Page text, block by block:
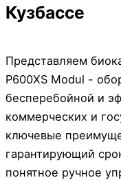
Кузбассе
Представляем
P600XS Modul -
бесперебойной и
коммерческих и
ключевые
гарантирующий
понятное ручное